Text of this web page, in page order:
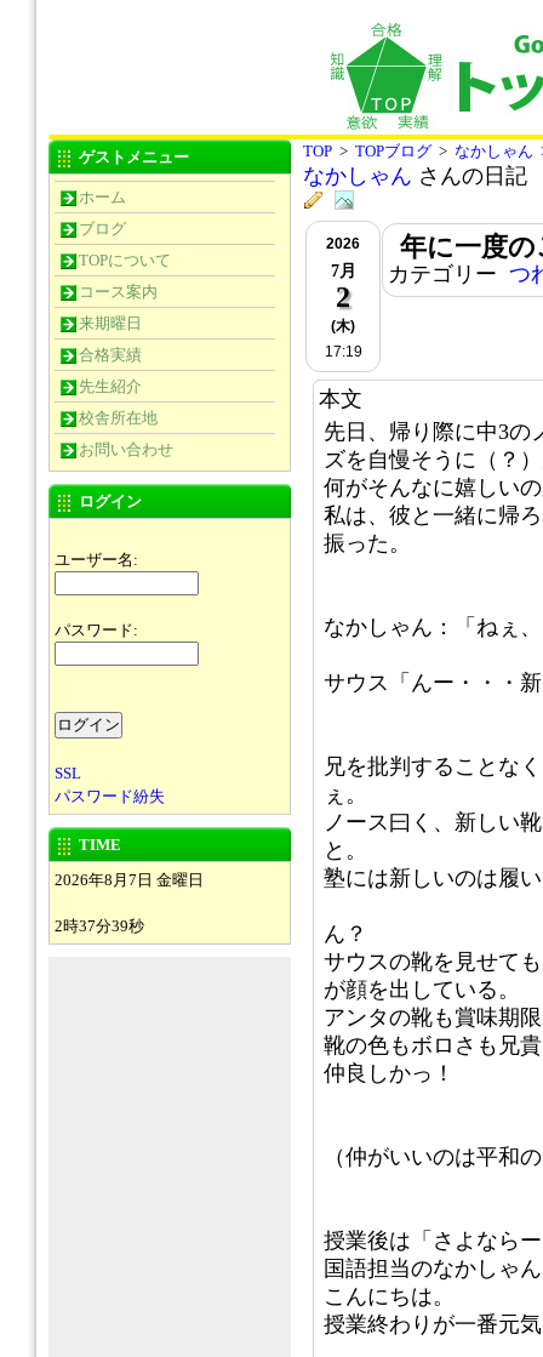
ゲストメニュー
ホーム
ブログ
TOPについて
コース案内
来期曜日
合格実績
先生紹介
校舎所在地
お問い合わせ
ログイン
ユーザー名:
パスワード:
SSL
パスワード紛失
TIME
2026年8月7日 金曜日
2時37分39秒
TOP > TOPブログ > なかしゃん
なかしゃん さんの日記
2026
7月
2
(木)
17:19
年に一度
カテゴリー つ
本文
先日、帰り際に中3の
ズを自慢そうに（？
何がそんなに嬉しい
私は、彼と一緒に帰
振った。
なかしゃん：「ねぇ
サウス「んー・・・
兄を批判することな
ぇ。
ノース曰く、新しい
と。
塾には新しいのは履
ん？
サウスの靴を見せて
が顔を出している。
アンタの靴も賞味期
靴の色もボロさも兄
仲良しかっ！
（仲がいいのは平和
授業後は「さよなら
国語担当のなかしゃ
こんにちは。
授業終わりが一番元